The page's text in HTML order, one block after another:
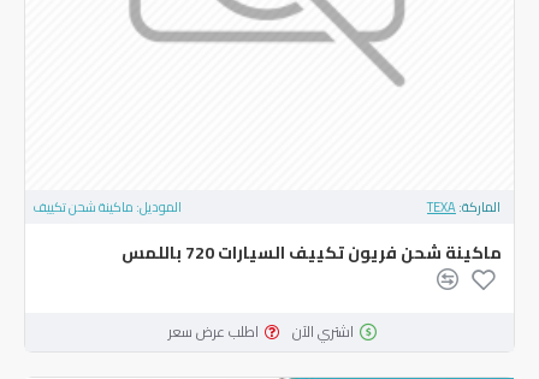
الماركة:TEXA الموديل: ماكينة شحن تكييف
ماكينة شحن فريون تكييف السيارات 720 باللمس
اشتري الآن اطلب عرض سعر